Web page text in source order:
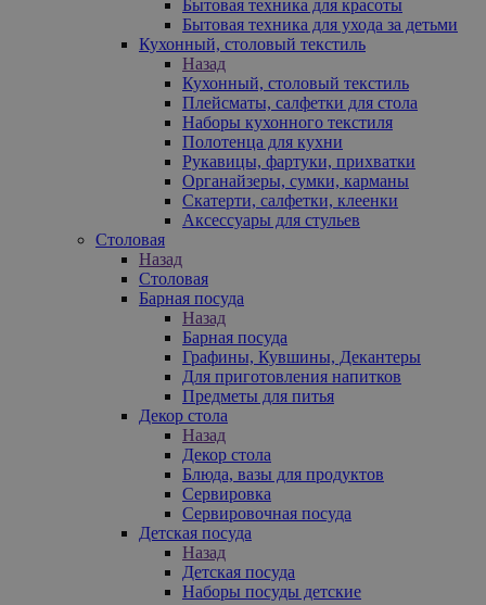
Бытовая техника для красоты
Бытовая техника для ухода за детьми
Кухонный, столовый текстиль
Назад
Кухонный, столовый текстиль
Плейсматы, салфетки для стола
Наборы кухонного текстиля
Полотенца для кухни
Рукавицы, фартуки, прихватки
Органайзеры, сумки, карманы
Скатерти, салфетки, клеенки
Аксессуары для стульев
Столовая
Назад
Столовая
Барная посуда
Назад
Барная посуда
Графины, Кувшины, Декантеры
Для приготовления напитков
Предметы для питья
Декор стола
Назад
Декор стола
Блюда, вазы для продуктов
Сервировка
Сервировочная посуда
Детская посуда
Назад
Детская посуда
Наборы посуды детские